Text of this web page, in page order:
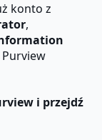
konto z
,
i przejdź